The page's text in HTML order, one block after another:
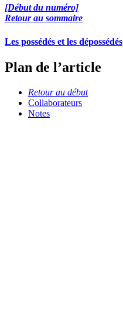
[Début du numéro]
Retour au sommaire
Les possédés et les dépossédés
Plan de l’article
Retour au début
Collaborateurs
Notes